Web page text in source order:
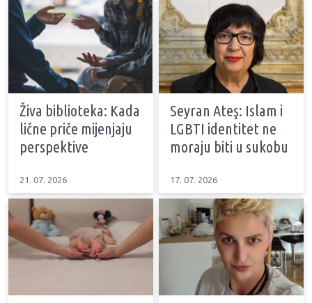
Živa biblioteka: Kada
lične priče mijenjaju
perspektive
21. 07. 2026
Seyran Ateş: Islam i
LGBTI identitet ne
moraju biti u sukobu
17. 07. 2026